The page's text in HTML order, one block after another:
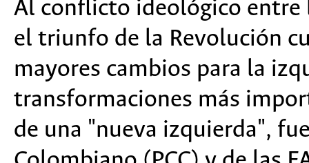
Al conflicto ideológico entre
el triunfo de la Revolución
mayores cambios para la
transformaciones más
de una "nueva izquierda",